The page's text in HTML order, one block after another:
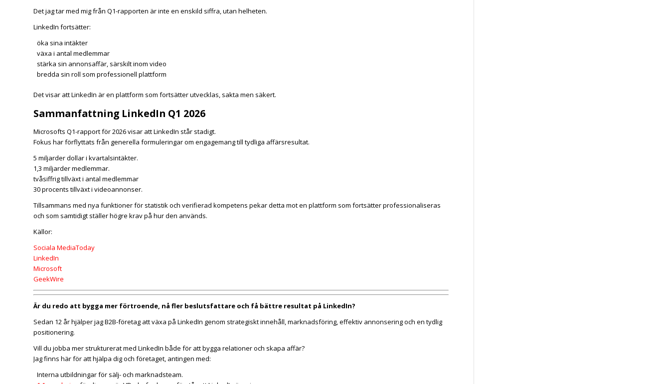
Det jag tar med mig från Q1-rapporten är inte en enskild siffra, utan helheten.
LinkedIn fortsätter:
öka sina intäkter
växa i antal medlemmar
stärka sin annonsaffär, särskilt inom video
bredda sin roll som professionell plattform
Det visar att LinkedIn är en plattform som fortsätter utvecklas, sakta men säkert.
Sammanfattning LinkedIn Q1 2026
Microsofts Q1-rapport för 2026 visar att LinkedIn står stadigt.
Fokus har förflyttats från generella formuleringar om engagemang till tydliga affärsresultat.
5 miljarder dollar i kvartalsintäkter.
1,3 miljarder medlemmar.
tvåsiffrig tillväxt i antal medlemmar
30 procents tillväxt i videoannonser.
Tillsammans med nya funktioner för statistik och verifierad kompetens pekar detta mot en plattform som fortsätter professionaliseras
och som samtidigt ställer högre krav på hur den används.
Källor:
Sociala MediaToday
LinkedIn
Microsoft
GeekWire
Är du redo att bygga mer förtroende, nå fler beslutsfattare och få bättre resultat på LinkedIn?
Sedan 12 år hjälper jag B2B-företag att växa på LinkedIn genom strategiskt innehåll, marknadsföring, effektiv annonsering och en tydlig
positionering.
Vill du jobba mer strukturerat med LinkedIn både för att bygga relationer och skapa affär?
Jag finns här för att hjälpa dig och företaget, antingen med:
Interna utbildningar för sälj- och marknadsteam.